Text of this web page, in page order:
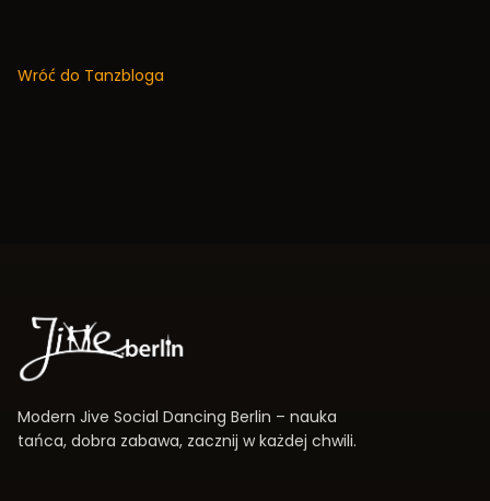
Wróć do Tanzbloga
Modern Jive Social Dancing Berlin – nauka
tańca, dobra zabawa, zacznij w każdej chwili.